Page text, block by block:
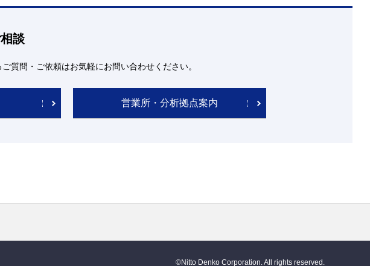
談
質問・ご依頼はお気軽にお問い合わせください。
営業所・分析拠点案内
©Nitto Denko Corporation. All rights reserved.